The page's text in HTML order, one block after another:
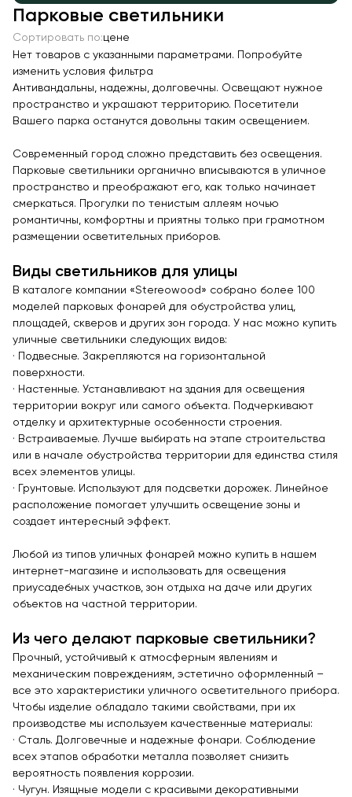
Качалки на пружине
Игровые домики
Канатные дороги
Песочницы
Показать все товары
МАФ
Уличные урны
Велопарковки
Парковые качели
Контейнерные площадки для ТБО
Навесы и беседки
Перголы
Лежаки и шезлонги
Стенды и указатели
Умный город
Показать все товары
Уличное спортивное оборудование
Спортивные площадки в ЭКО-стиле
Уличные тренажеры
Параворкаут
УРБАНИКА спорт
Теннисные столы
Футбольные ворота
Мобильные и стационарные трибуны
Показать все товары
Парковые светильники
Сортировать по:цене
Нет товаров с указанными параметрами. Попробуйте
изменить условия фильтра
Антивандальны, надежны, долговечны. Освещают нужное
пространство и украшают территорию. Посетители
Вашего парка останутся довольны таким освещением.
Современный город сложно представить без освещения.
Парковые светильники органично вписываются в уличное
пространство и преображают его, как только начинает
смеркаться. Прогулки по тенистым аллеям ночью
романтичны, комфортны и приятны только при грамотном
размещении осветительных приборов.
Виды светильников для улицы
В каталоге компании «Stereowood» собрано более 100
моделей парковых фонарей для обустройства улиц,
площадей, скверов и других зон города. У нас можно купить
уличные светильники следующих видов:
· Подвесные. Закрепляются на горизонтальной
поверхности.
· Настенные. Устанавливают на здания для освещения
территории вокруг или самого объекта. Подчеркивают
отделку и архитектурные особенности строения.
· Встраиваемые. Лучше выбирать на этапе строительства
или в начале обустройства территории для единства стиля
всех элементов улицы.
· Грунтовые. Используют для подсветки дорожек. Линейное
расположение помогает улучшить освещение зоны и
создает интересный эффект.
Любой из типов уличных фонарей можно купить в нашем
интернет-магазине и использовать для освещения
приусадебных участков, зон отдыха на даче или других
объектов на частной территории.
Из чего делают парковые светильники?
Прочный, устойчивый к атмосферным явлениям и
механическим повреждениям, эстетично оформленный –
все это характеристики уличного осветительного прибора.
Чтобы изделие обладало такими свойствами, при их
производстве мы используем качественные материалы:
· Сталь. Долговечные и надежные фонари. Соблюдение
всех этапов обработки металла позволяет снизить
вероятность появления коррозии.
· Чугун. Изящные модели с красивыми декоративными